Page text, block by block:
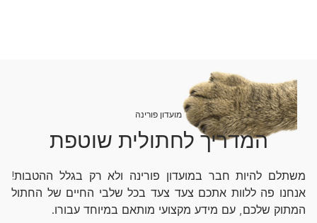
מועדון פורינה
המדריך לחתולית שוטפת
משתלם להיות חבר במועדון פורינה ולא רק בגלל ההטבות!
אנחנו פה ללוות אתכם צעד צעד בכל שלבי החיים של החתול
המתוק שלכם, עם מידע מקצועי מותאם במיוחד עבורו.